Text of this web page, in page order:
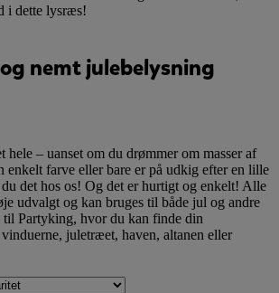
i dette lysræs!
nemt julebelysning
hele – uanset om du drømmer om masser af
enkelt farve eller bare er på udkig efter en lille
det hos os! Og det er hurtigt og enkelt! Alle
udvalgt og kan bruges til både jul og andre
Partyking, hvor du kan finde din
juletræet, haven, altanen eller